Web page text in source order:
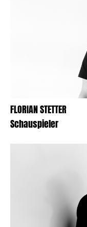
FLORIAN STETTER
Schauspieler